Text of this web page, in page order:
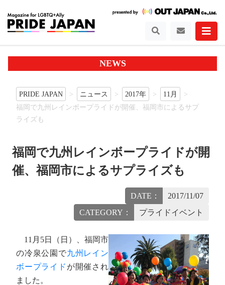
NEWS
PRIDE JAPAN ニュース 2017年
11月
福岡で九州レインボープライドが開催、福岡市によるサプ
ライズも
福岡で九州レインボープライドが開
催、福岡市によるサプライズも
DATE：
2017/11/07
CATEGORY：
プライドイベント
11月5日（日）、福岡市
の冷泉公園で九州レイン
ボープライド が開催され
ました。